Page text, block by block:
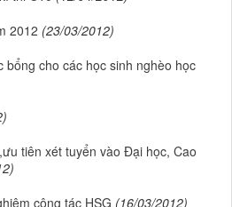
2012 (23/03/2012)
bổng cho các học sinh nghèo học
tiên xét tuyển vào Đại học, Cao
công tác HSG (16/03/2012)